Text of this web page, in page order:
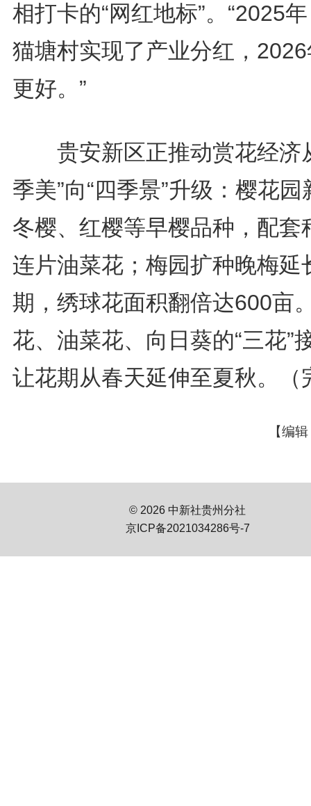
相打卡的“网红地标”。“2025
猫塘村实现了产业分红，
更好。”
贵安新区正推动赏花经济
季美”向“四季景”升级：樱花园
冬樱、红樱等早樱品种，配套
连片油菜花；梅园扩种晚梅延
期，绣球花面积翻倍达600亩
花、油菜花、向日葵的“三花”
让花期从春天延伸至夏秋。（
【编
© 2026 中新社贵州分社
京ICP备2021034286号-7